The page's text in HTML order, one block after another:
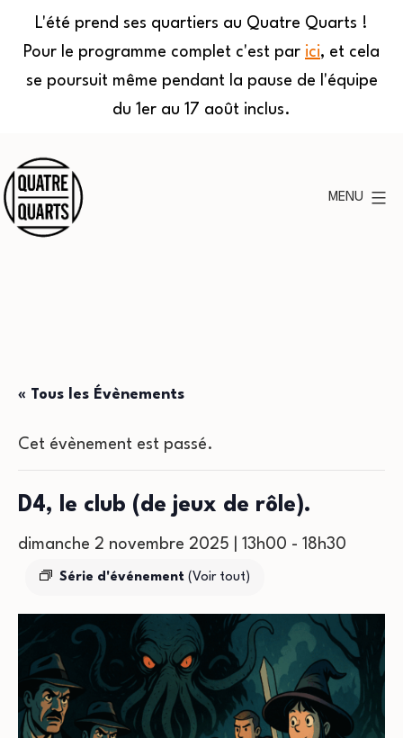
L'été prend ses quartiers au Quatre Quarts !
Pour le programme complet c'est par ici, et cela
se poursuit même pendant la pause de l'équipe
du 1er au 17 août inclus.
au
contenu
MENU
« Tous les Évènements
Cet évènement est passé.
D4, le club (de jeux de rôle).
dimanche 2 novembre 2025 | 13h00 - 18h30
Série d'événement (Voir tout)